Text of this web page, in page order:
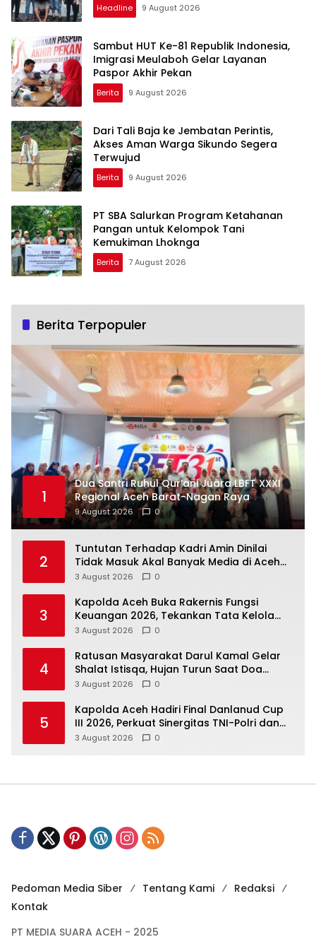
Headline 9 August 2026
Sambut HUT Ke-81 Republik Indonesia,
Imigrasi Meulaboh Gelar Layanan
Paspor Akhir Pekan
Berita 9 August 2026
Dari Tali Baja ke Jembatan Perintis,
Akses Aman Warga Sikundo Segera
Terwujud
Berita 9 August 2026
PT SBA Salurkan Program Ketahanan
Pangan untuk Kelompok Tani
Kemukiman Lhoknga
Berita 7 August 2026
Berita Terpopuler
1
Dua Santri Ruhul Qur’ani Juara LBFT XXXI
Regional Aceh Barat-Nagan Raya
9 August 2026 0
2
Tuntutan Terhadap Kadri Amin Dinilai
Tidak Masuk Akal Banyak Media di Aceh
Berpotensi Jadi Korban Selanjutnya
3 August 2026 0
3
Kapolda Aceh Buka Rakernis Fungsi
Keuangan 2026, Tekankan Tata Kelola
Anggaran yang Profesional dan
3 August 2026 0
4
Ratusan Masyarakat Darul Kamal Gelar
Shalat Istisqa, Hujan Turun Saat Doa
Dipanjatkan
3 August 2026 0
5
Kapolda Aceh Hadiri Final Danlanud Cup
III 2026, Perkuat Sinergitas TNI-Polri dan
Pemerintah Daerah
3 August 2026 0
Pedoman Media Siber Tentang Kami
Redaksi
Kontak
PT MEDIA SUARA ACEH - 2025